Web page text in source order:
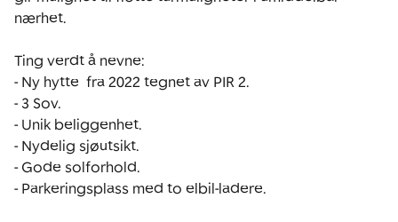
nærhet.
Ting verdt å nevne:
- Ny hytte  fra 2022 tegnet av PIR 2.
- 3 Sov.
- Unik beliggenhet.
- Nydelig sjøutsikt.
- Gode solforhold.
- Parkeringsplass med to elbil-ladere.